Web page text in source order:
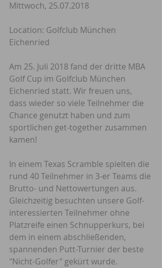
Mittwoch, 25.07.2018
Location: Golfclub München
Eichenried
Am 25. Juli 2018 fand der dritte MBA
Golf Cup im Golfclub München
Eichenried statt. Wir freuen uns,
dass wieder so viele Teilnehmer die
Chance genutzt haben und zum
sportlichen get-together zusammen
kamen!
In einem Texas Scramble spielten die
rund 40 Teilnehmer in 3-er Teams die
Brutto- und Nettowertungen aus.
Gleichzeitig besuchten unsere Golf-
interessierten Teilnehmer ohne
Platzreife einen Schnupperkurs, bei
dem in einem abschließenden,
spannenden Putt-Turnier der beste
"Nicht-Golfer" gekürt wurde.